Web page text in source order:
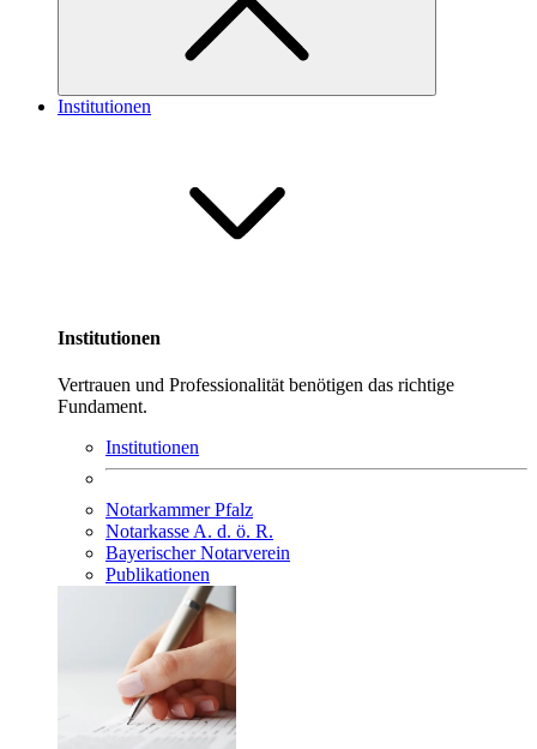
Institutionen
Institutionen
Vertrauen und Professionalität benötigen das richtige
Fundament.
Institutionen
Notarkammer Pfalz
Notarkasse A. d. ö. R.
Bayerischer Notarverein
Publikationen